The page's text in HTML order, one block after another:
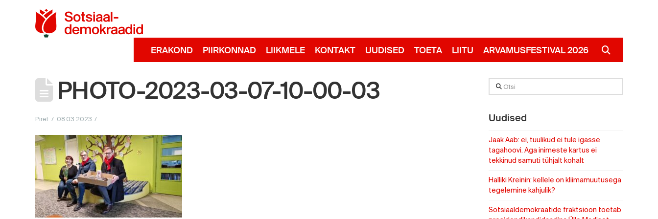
Sotsiaaldemokraadid
ERAKOND PIIRKONNAD LIIKMELE KONTAKT UUDISED TOETA LIITU ARVAMUSFESTIVAL 2026
PHOTO-2023-03-07-10-00-03
Piret 08.03.2023
Otsi
Uudised
Jaak Aab: ei, tuulikud ei tule igasse
tagahoovi. Aga inimeste kartus ei
tekkinud samuti tühjalt kohalt
Halliki Kreinin: kellele on kliimamuutusega
tegelemine kahjulik?
Sotsiaaldemokraatide fraktsioon toetab